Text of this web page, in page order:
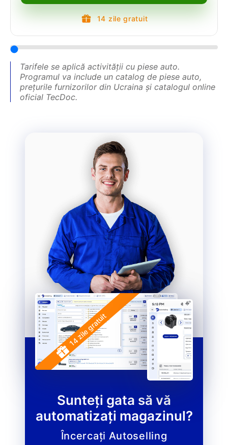
14 zile gratuit
Tarifele se aplică activității cu piese auto.
Programul va include un catalog de piese auto,
prețurile furnizorilor din Ucraina și catalogul online
oficial TecDoc.
Sunteți gata să vă
automatizați magazinul?
Încercați Autoselling
14 zile gratuit